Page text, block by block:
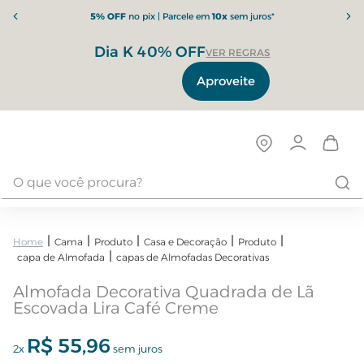
5% OFFno pix | Parcele em10xsem juros*
Dia K 40% OFFVER REGRAS
Aproveite
Cama Produto Casa e Decoração
Produto
capa de Almofada
capas de Almofadas Decorativas
Almofada Decorativa Quadrada de Lã
Escovada Lira Café Creme
2x R$ 55,96 sem juros